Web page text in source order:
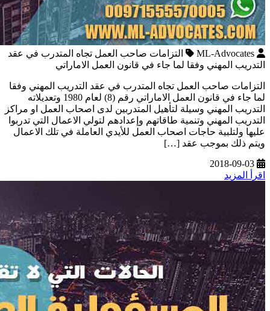
ML-Advocates
التزامات صاحب العمل تجاه المتدرب في عقد
التدريب المهني وفقا لما جاء في قانون العمل الاماراتي
التزامات صاحب العمل تجاه المتدرب في عقد التدريب المهني وفقا
لما جاء في قانون العمل الاماراتي رقم (8) لعام 1980 وتعديلاته
التدريب المهني وسيلة لتأهيل المتدربين لدى اصحاب العمل او مراكز
التدريب المهني وتنمية طاقاتهم وإعدادهم لتولي الاعمال التي تدربوا
عليها ولتلبية حاجات اصحاب العمل للأيدي العاملة في تلك الاعمال
ويتم ذلك بموجب عقد […]
2018-09-03
اقرأ المزيد